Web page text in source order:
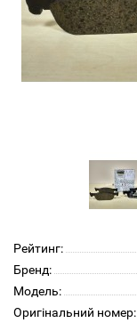
Рейтинг:
Бренд:
Модель:
Оригінальний номер: